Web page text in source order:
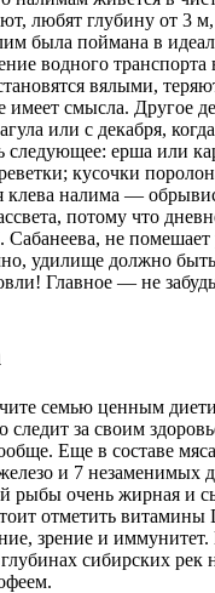
любят глубину от 3
была поймана в
водного транспорта
вялыми,
смысла. Другое
или с декабря,
следующее: ерша или
кусочки
налима —
потому что
не помешает
удилище должно
Главное — не
семью ценным
за своим
Еще в составе
и 7 незаменимых
рыбы очень жирная и
отметить
зрение и
сибирских рек